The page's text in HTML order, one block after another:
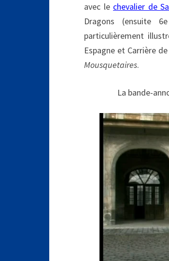
avec le chevalier de
Dragons (ensuite
particulièrement
Espagne et Carrière
Mousquetaires.
La bande-